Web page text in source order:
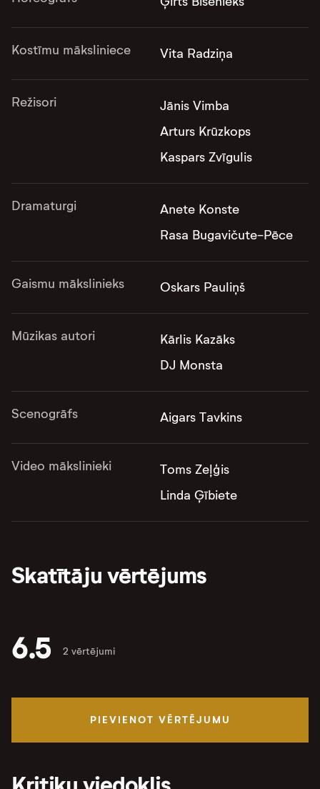
Kostīmu māksliniece Vita Radziņa
Režisori
Jānis Vimba
Arturs Krūzkops
Kaspars Zvīgulis
Dramaturgi
Anete Konste
Rasa Bugavičute-Pēce
Gaismu mākslinieks Oskars Pauliņš
Mūzikas autori
Kārlis Kazāks
DJ Monsta
Scenogrāfs Aigars Tavkins
Video mākslinieki
Toms Zeļģis
Linda Ģībiete
Skatītāju vērtējums
6.5 2 vērtējumi
PIEVIENOT VĒRTĒJUMU